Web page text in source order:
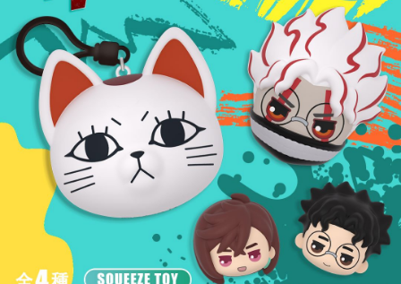
宅配-離島(澎湖/金門/馬祖)-木棉花樂園專用
每筆NT$220
黑貓宅配-貨到付款
每筆NT$150